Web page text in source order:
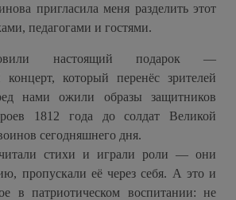
пригласила меня разделить этот
педагогами и гостями.
настоящий подарок —
концерт, который перенёс зрителей
нами ожили образы защитников
1812 года до солдат Великой
сегодняшнего дня.
стихи и играли роли — они
пропускали её через себя. А это и
в патриотическом воспитании: не